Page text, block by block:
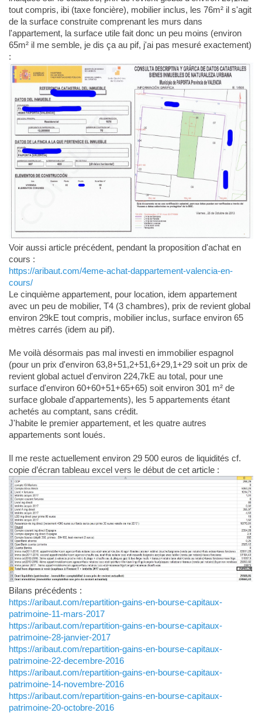
tout compris, ibi (taxe foncière), mobilier inclus, les 76m² il s'agit
de la surface construite comprenant les murs dans
l'appartement, la surface utile fait donc un peu moins (environ
65m² il me semble, je dis ça au pif, j'ai pas mesuré exactement)
:
Voir aussi article précédent, pendant la proposition d'achat en
cours :
https://aribaut.com/4eme-achat-dappartement-valencia-en-
cours/
Le cinquième appartement, pour location, idem appartement
avec un peu de mobilier, T4 (3 chambres), prix de revient global
environ 29kE tout compris, mobilier inclus, surface environ 65
mètres carrés (idem au pif).
Me voilà désormais pas mal investi en immobilier espagnol
(pour un prix d'environ 63,8+51,2+51,6+29,1+29 soit un prix de
revient global actuel d'environ 224,7kE au total, pour une
surface d'environ 60+60+51+65+65) soit environ 301 m² de
surface globale d'appartements), les 5 appartements étant
achetés au comptant, sans crédit.
J'habite le premier appartement, et les quatre autres
appartements sont loués.
Il me reste actuellement environ 29 500 euros de liquidités cf.
copie d’écran tableau excel vers le début de cet article :
Bilans précédents :
https://aribaut.com/repartition-gains-en-bourse-capitaux-
patrimoine-11-mars-2017
https://aribaut.com/repartition-gains-en-bourse-capitaux-
patrimoine-28-janvier-2017
https://aribaut.com/repartition-gains-en-bourse-capitaux-
patrimoine-22-decembre-2016
https://aribaut.com/repartition-gains-en-bourse-capitaux-
patrimoine-14-novembre-2016
https://aribaut.com/repartition-gains-en-bourse-capitaux-
patrimoine-20-octobre-2016